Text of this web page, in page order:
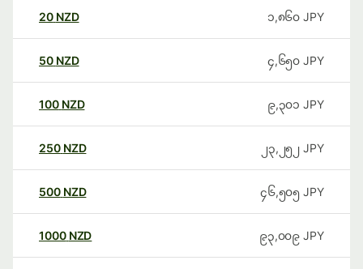
20 NZD ၁,၈၆၀ JPY
50 NZD ၄,၆၅၀ JPY
100 NZD ၉,၃၀၁ JPY
250 NZD ၂၃,၂၅၂ JPY
500 NZD ၄၆,၅၀၅ JPY
1000 NZD ၉၃,၀၀၉ JPY